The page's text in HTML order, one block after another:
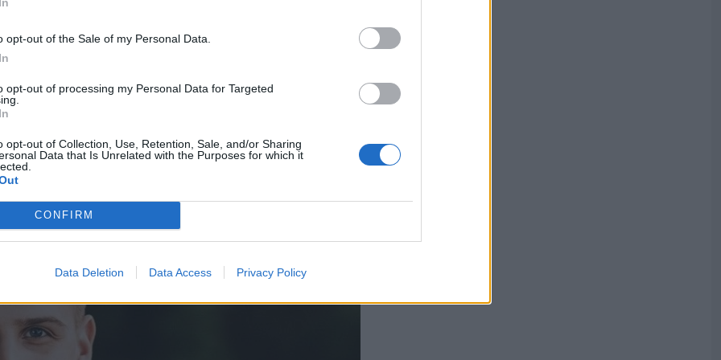
opt-out of the Sale of my Personal Data.
opt-out of processing my Personal Data for Targeted
opt-out of Collection, Use, Retention, Sale, and/or Sharing
Data that Is Unrelated with the Purposes for which it
CONFIRM
Data Deletion Data Access Privacy Policy
honlapon is találtunk hasznos
ezeket, mindegyiknek voltak
a marosvásárhelyi fiatal, akitől azt is
elsők, akik ennyire sokrétű távmunka-